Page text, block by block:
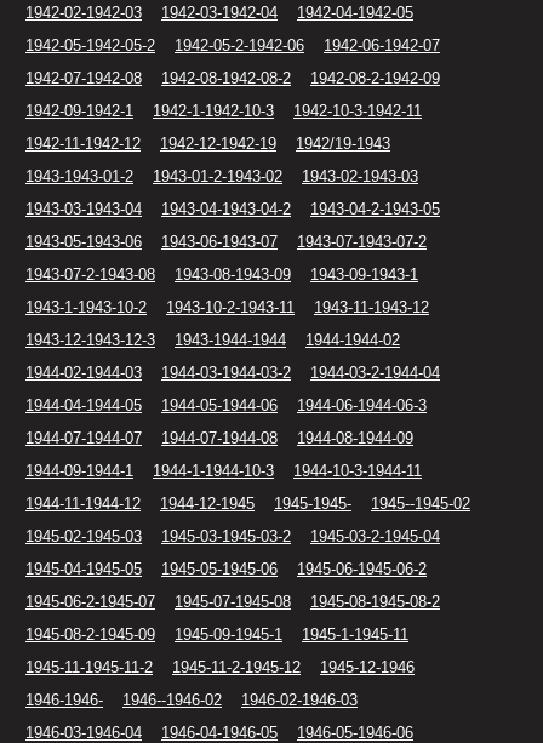
1942-02-1942-03
1942-03-1942-04
1942-04-1942-05
1942-05-1942-05-2
1942-05-2-1942-06
1942-06-1942-07
1942-07-1942-08
1942-08-1942-08-2
1942-08-2-1942-09
1942-09-1942-1
1942-1-1942-10-3
1942-10-3-1942-11
1942-11-1942-12
1942-12-1942-19
1942/19-1943
1943-1943-01-2
1943-01-2-1943-02
1943-02-1943-03
1943-03-1943-04
1943-04-1943-04-2
1943-04-2-1943-05
1943-05-1943-06
1943-06-1943-07
1943-07-1943-07-2
1943-07-2-1943-08
1943-08-1943-09
1943-09-1943-1
1943-1-1943-10-2
1943-10-2-1943-11
1943-11-1943-12
1943-12-1943-12-3
1943-1944-1944
1944-1944-02
1944-02-1944-03
1944-03-1944-03-2
1944-03-2-1944-04
1944-04-1944-05
1944-05-1944-06
1944-06-1944-06-3
1944-07-1944-07
1944-07-1944-08
1944-08-1944-09
1944-09-1944-1
1944-1-1944-10-3
1944-10-3-1944-11
1944-11-1944-12
1944-12-1945 1945-1945-
1945--1945-02
1945-02-1945-03
1945-03-1945-03-2
1945-03-2-1945-04
1945-04-1945-05
1945-05-1945-06
1945-06-1945-06-2
1945-06-2-1945-07
1945-07-1945-08
1945-08-1945-08-2
1945-08-2-1945-09
1945-09-1945-1
1945-1-1945-11
1945-11-1945-11-2
1945-11-2-1945-12
1945-12-1946
1946-1946-
1946--1946-02
1946-02-1946-03
1946-03-1946-04
1946-04-1946-05
1946-05-1946-06